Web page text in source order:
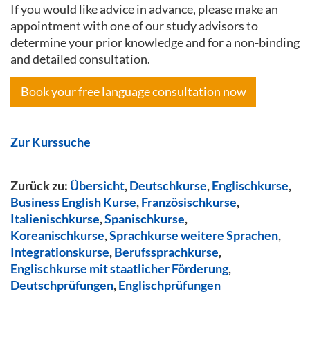
If you would like advice in advance, please make an
appointment with one of our study advisors to
determine your prior knowledge and for a non-binding
and detailed consultation.
Book your free language consultation now
Zur Kurssuche
Zurück zu: Übersicht,Deutschkurse,Englischkurse,
Business English Kurse,Französischkurse,
Italienischkurse,Spanischkurse,
Koreanischkurse,Sprachkurse weitere Sprachen,
Integrationskurse,Berufssprachkurse,
Englischkurse mit staatlicher Förderung,
Deutschprüfungen,Englischprüfungen